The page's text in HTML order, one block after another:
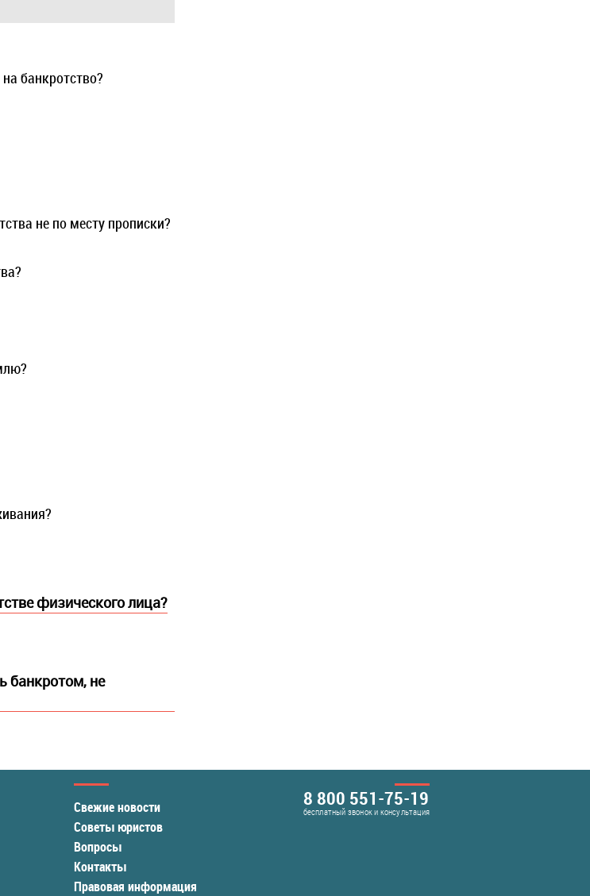
банкротство?
не по месту прописки?
физического лица?
банкротом, не
Свежие новости
Советы юристов
Вопросы
Контакты
Правовая информация
8 800 551-75-19
бесплатный звонок и консультация